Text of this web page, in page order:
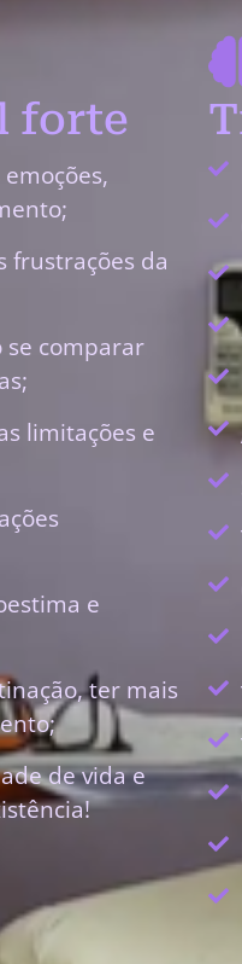
forte
frustrações da
se comparar
limitações e
e
ter mais
de vida e